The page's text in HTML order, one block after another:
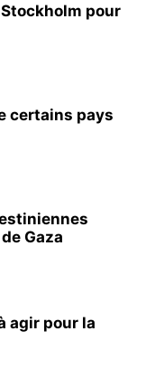
pour
certains pays
Gaza
agir pour la